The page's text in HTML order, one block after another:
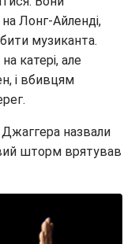
Лонг-Айленді,
музиканта.
катері, але
і вбивцям
Джаггера назвали
шторм врятував